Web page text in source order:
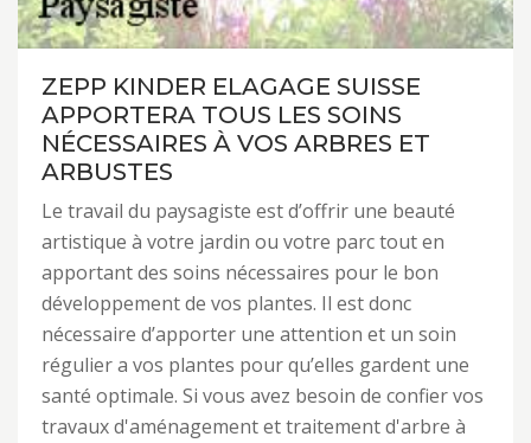
ZEPP KINDER ELAGAGE SUISSE
APPORTERA TOUS LES SOINS
NÉCESSAIRES À VOS ARBRES ET
ARBUSTES
Le travail du paysagiste est d’offrir une beauté
artistique à votre jardin ou votre parc tout en
apportant des soins nécessaires pour le bon
développement de vos plantes. Il est donc
nécessaire d’apporter une attention et un soin
régulier a vos plantes pour qu’elles gardent une
santé optimale. Si vous avez besoin de confier vos
travaux d'aménagement et traitement d'arbre à